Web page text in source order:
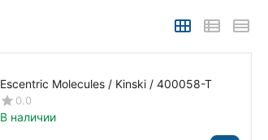
Escentric Molecules / Kinski / 400058-T
0.0
В наличии